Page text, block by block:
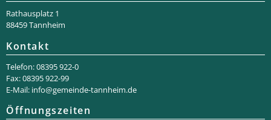
Rathaus­platz 1
88459 Tannheim
Kontakt
Telefon: 08395 922-0
Fax: 08395 922-99
E-Mail: info@gemeinde-tannheim.de
Öffnungszeiten